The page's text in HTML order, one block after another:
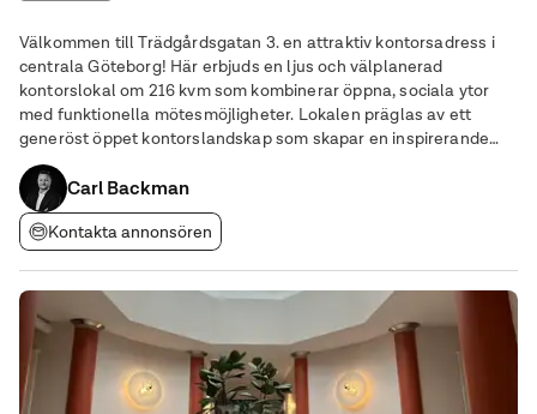
Välkommen till Trädgårdsgatan 3. en attraktiv kontorsadress i
centrala Göteborg! Här erbjuds en ljus och välplanerad
kontorslokal om 216 kvm som kombinerar öppna, sociala ytor
med funktionella mötesmöjligheter. Lokalen präglas av ett
generöst öppet kontorslandskap som skapar en inspirerande
arbetsmiljö med gott om plats för samarbete och kreativitet. För
möten och konferenser finns ett rymligt
Carl Backman
Kontakta annonsören